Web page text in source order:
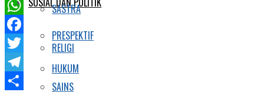
PRESPEKTIF
HUKUM
SASTRA
RELIGI
SAINS
WhatsApp
Facebook
Twitter
Telegram